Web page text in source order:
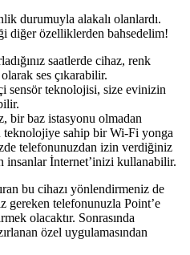
durumuyla alakalı olanlardı.
diğer özelliklerden bahsedelim!
saatlerde cihaz, renk
ses çıkarabilir.
sensör teknolojisi, size evinizin
bir baz istasyonu olmadan
teknolojiye sahip bir Wi-Fi yonga
telefonunuzdan izin verdiğiniz
insanlar İnternet’inizi kullanabilir.
bu cihazı yönlendirmeniz de
gereken telefonunuzla Point’e
olacaktır. Sonrasında
özel uygulamasından